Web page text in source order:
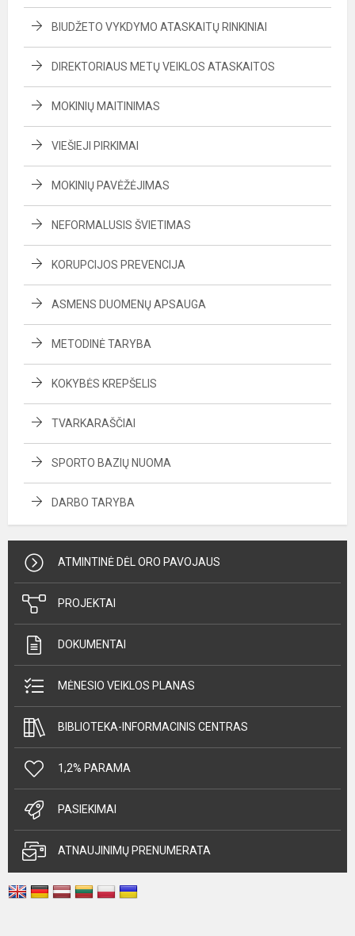
BIUDŽETO VYKDYMO ATASKAITŲ RINKINIAI
DIREKTORIAUS METŲ VEIKLOS ATASKAITOS
MOKINIŲ MAITINIMAS
VIEŠIEJI PIRKIMAI
MOKINIŲ PAVĖŽĖJIMAS
NEFORMALUSIS ŠVIETIMAS
KORUPCIJOS PREVENCIJA
ASMENS DUOMENŲ APSAUGA
METODINĖ TARYBA
KOKYBĖS KREPŠELIS
TVARKARAŠČIAI
SPORTO BAZIŲ NUOMA
DARBO TARYBA
ATMINTINĖ DĖL ORO PAVOJAUS
PROJEKTAI
DOKUMENTAI
MĖNESIO VEIKLOS PLANAS
BIBLIOTEKA-INFORMACINIS CENTRAS
1,2% PARAMA
PASIEKIMAI
ATNAUJINIMŲ PRENUMERATA